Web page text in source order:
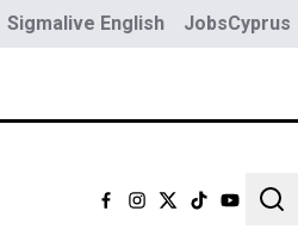
Sigmalive English JobsCyprus